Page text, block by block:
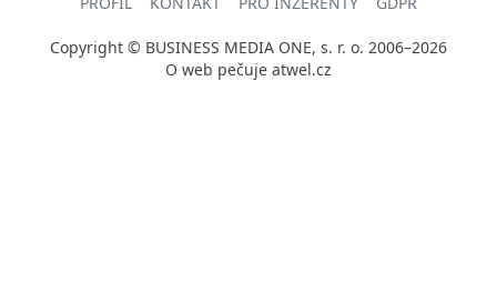
Copyright © BUSINESS MEDIA ONE, s. r. o. 2006–2026